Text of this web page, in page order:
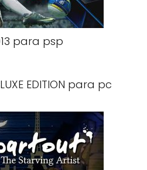
para psp
EDITION para pc